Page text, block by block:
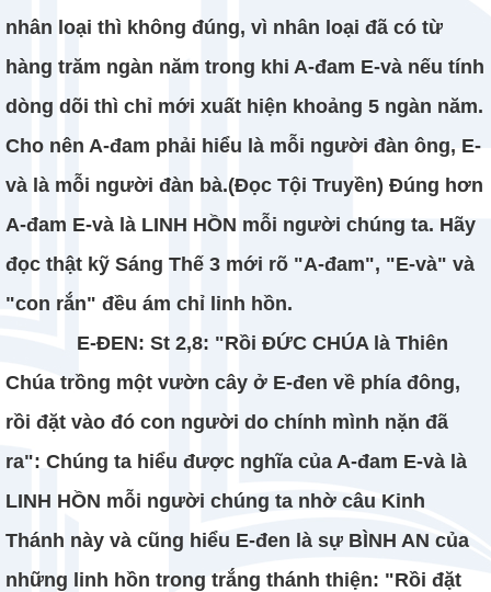
nhân loại thì không đúng, vì nhân loại đã có từ
hàng trăm ngàn năm trong khi A-đam E-và nếu tính
dòng dõi thì chỉ mới xuất hiện khoảng 5 ngàn năm.
Cho nên A-đam phải hiểu là mỗi người đàn ông, E-
và là mỗi người đàn bà.(Đọc Tội Truyền) Đúng hơn
A-đam E-và là LINH HỒN mỗi người chúng ta. Hãy
đọc thật kỹ Sáng Thế 3 mới rõ "A-đam", "E-và" và
"con rắn" đều ám chỉ linh hồn.
E-ĐEN: St 2,8: "Rồi ĐỨC CHÚA là Thiên
Chúa trồng một vườn cây ở E-đen về phía đông,
rồi đặt vào đó con người do chính mình nặn đã
ra": Chúng ta hiểu được nghĩa của A-đam E-và là
LINH HỒN mỗi người chúng ta nhờ câu Kinh
Thánh này và cũng hiểu E-đen là sự BÌNH AN của
những linh hồn trong trắng thánh thiện: "Rồi đặt